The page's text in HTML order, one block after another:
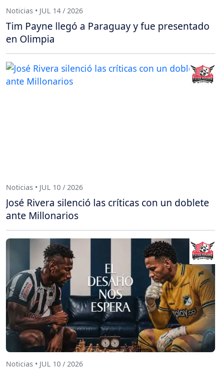
Noticias • JUL 14 / 2026
Tim Payne llegó a Paraguay y fue presentado
en Olimpia
Noticias • JUL 10 / 2026
José Rivera silenció las críticas con un doblete
ante Millonarios
Noticias • JUL 10 / 2026